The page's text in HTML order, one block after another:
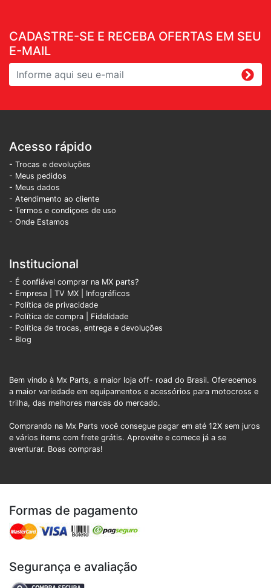
CADASTRE-SE E RECEBA OFERTAS EM SEU
E-MAIL
Acesso rápido
- Trocas e devoluções
- Meus pedidos
- Meus dados
- Atendimento ao cliente
- Termos e condiçoes de uso
- Onde Estamos
Institucional
- É confiável comprar na MX parts?
- Empresa
TV MX
Infográficos
- Política de privacidade
- Política de compra | Fidelidade
- Política de trocas, entrega e devoluções
- Blog
Bem vindo à Mx Parts, a maior loja off- road do Brasil. Oferecemos
a maior variedade em equipamentos e acessórios para motocross e
trilha, das melhores marcas do mercado.
Comprando na Mx Parts você consegue pagar em até 12X sem juros
e vários items com frete grátis. Aproveite e comece já a se
aventurar. Boas compras!
Formas de pagamento
Segurança e avaliação